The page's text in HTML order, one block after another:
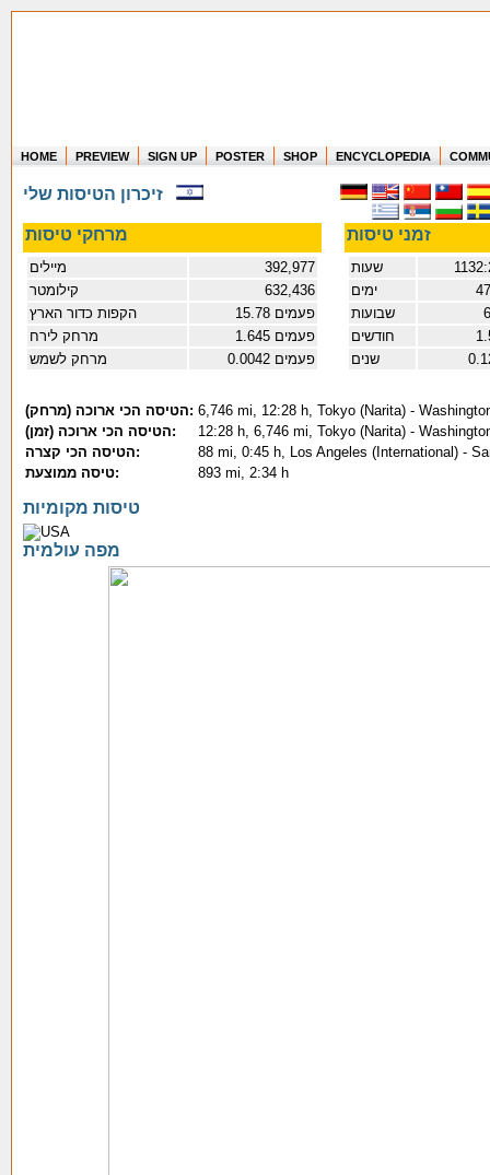
Where in the world have you flown?
How long have you been in the air?
Create your own FlightMemory and see!
HOME PREVIEW SIGN UP POSTER SHOP ENCYCLOPEDIA
מרחקי טיסות זמני טיסות
מיילים
392,977
קילומטר
632,436
15.78 פעמים
מרחק לירח
1.645 פעמים
מרחק לשמש
0.0042 פעמים
ימים
שבועות
חודשים
שנים
(הטיסה הכי ארוכה (מרחק: 6,746 mi, 12:28 h, Tokyo (Narita) -
(הטיסה הכי ארוכה (זמן:
12:28 h, 6,746 mi, Tokyo (Narita) -
הטיסה הכי קצרה:
88 mi, 0:45 h, Los Angeles (International) -
טיסה ממוצעת:
893 mi, 2:34 h
טיסות מקומיות
מפה עולמית